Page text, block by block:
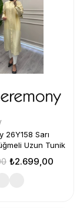
26Y158 Sarı
Uzun Tunik
₺2.699,00